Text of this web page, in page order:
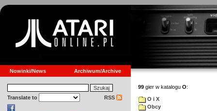
Nowinki/News Archiwum/Archive
Translate to RSS
99 gier w katalogu O:
O i X
Obcy